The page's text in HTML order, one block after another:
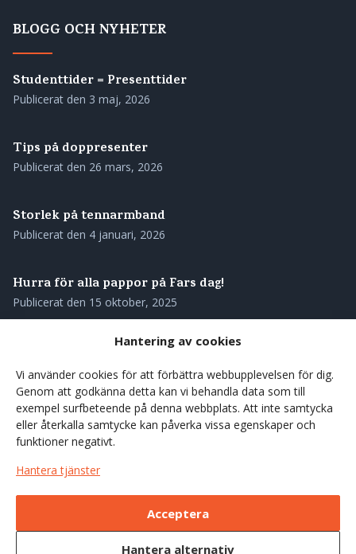
Hantering av cookies
Vi använder cookies för att förbättra webbupplevelsen för dig.
Genom att godkänna detta kan vi behandla data som till
exempel surfbeteende på denna webbplats. Att inte samtycka
eller återkalla samtycke kan påverka vissa egenskaper och
funktioner negativt.
Hantera tjänster
Acceptera
Hantera alternativ
BLOGG OCH NYHETER
Studenttider = Presenttider
Publicerat den 3 maj, 2026
Tips på doppresenter
Publicerat den 26 mars, 2026
Storlek på tennarmband
Publicerat den 4 januari, 2026
Hurra för alla pappor på Fars dag!
Publicerat den 15 oktober, 2025
Skötselråd för ditt tennarmband
Publicerat den28 augusti, 2025
Våra tennarmband – genuint svenskt hantverk med
rötterna i norr
Förgyll sommarens kaffestunder med en träkåsa
7 juni, 2025